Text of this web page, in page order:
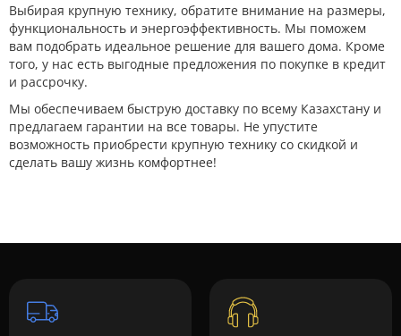
Выбирая крупную технику, обратите внимание на размеры,
функциональность и энергоэффективность. Мы поможем
вам подобрать идеальное решение для вашего дома. Кроме
того, у нас есть выгодные предложения по покупке в кредит
и рассрочку.
Мы обеспечиваем быструю доставку по всему Казахстану и
предлагаем гарантии на все товары. Не упустите
возможность приобрести крупную технику со скидкой и
сделать вашу жизнь комфортнее!